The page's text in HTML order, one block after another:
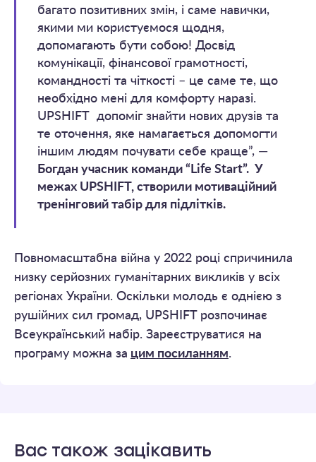
багато позитивних змін, і саме навички,
якими ми користуємося щодня,
допомагають бути собою! Досвід
комунікації, фінансової грамотності,
командності та чіткості – це саме те, що
необхідно мені для комфорту наразі.
UPSHIFT допоміг знайти нових друзів та
те оточення, яке намагається допомогти
іншим людям почувати себе краще”, —
Богдан учасник команди “Life Start”. У
межах UPSHIFT, створили мотиваційний
тренінговий табір для підлітків.
Повномасштабна війна у 2022 році спричинила
низку серйозних гуманітарних викликів у всіх
регіонах України. Оскільки молодь є однією з
рушійних сил громад, UPSHIFT розпочинає
Всеукраїнський набір. Зареєструватися на
програму можна за цим посиланням.
Вас також зацікавить